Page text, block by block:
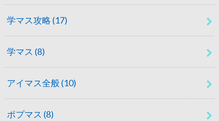
学マス攻略 (17)
学マス (8)
アイマス全般 (10)
ポプマス (8)